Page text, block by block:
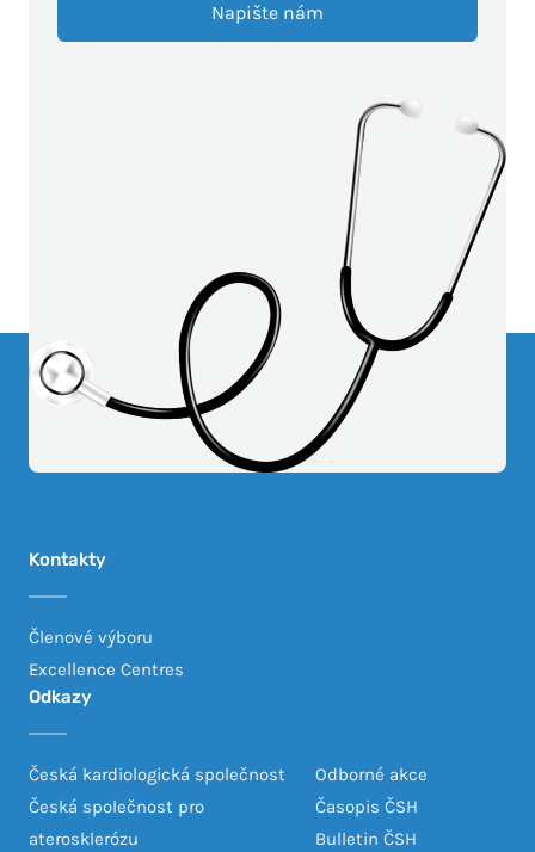
Napište nám
Odborné akce
Časopis ČSH
Bulletin ČSH
Odkazy
Česká kardiologická společnost
Česká společnost pro
aterosklerózu
Kontakty
Členové výboru
Excellence Centres